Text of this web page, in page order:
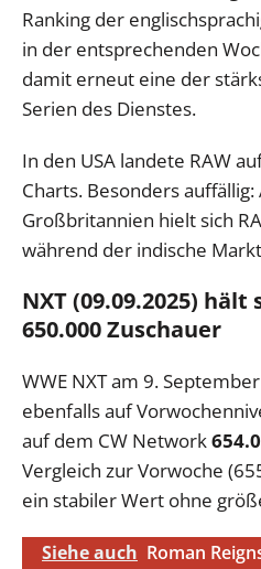
Ranking der
in der entsprechenden
damit erneut eine der
Serien des Dienstes.
In den USA landete RAW
Charts. Besonders auffällig:
Großbritannien hielt sich
während der indische
NXT (09.09.2025)
650.000 Zuschauer
WWE NXT am 9.
ebenfalls auf
auf dem CW Network
Vergleich zur Vorwoche
ein stabiler Wert ohne
Siehe auch Roman